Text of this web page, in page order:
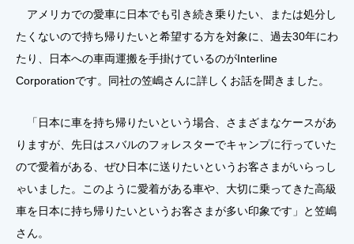
アメリカでの愛車に日本でも引き続き乗りたい、または処分し
たくないので持ち帰りたいと希望する方を対象に、過去30年にわ
たり、日本への車両運搬を手掛けているのがInterline
Corporationです。同社の笠嶋さんに詳しくお話を聞きました。
「日本に車を持ち帰りたいという場合、さまざまなケースがあ
りますが、先日はスバルのフォレスターでキャンプに行っていた
ので愛着がある、ぜひ日本に送りたいというお客さまがいらっし
ゃいました。このように愛着がある車や、大切に乗ってきた高級
車を日本に持ち帰りたいというお客さまが多い印象です」と笠嶋
さん。